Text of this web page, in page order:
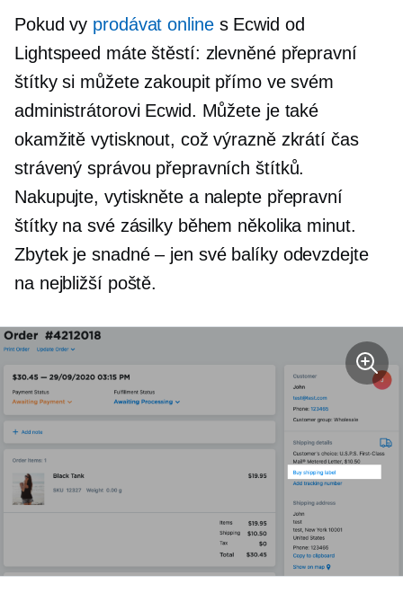
Pokud vy prodávat onlines Ecwid od
Lightspeed máte štěstí: zlevněné přepravní
štítky si můžete zakoupit přímo ve svém
administrátorovi Ecwid. Můžete je také
okamžitě vytisknout, což výrazně zkrátí čas
strávený správou přepravních štítků.
Nakupujte, vytiskněte a nalepte přepravní
štítky na své zásilky během několika minut.
Zbytek jesnadné – jen své balíky odevzdejte
na nejbližší poště.